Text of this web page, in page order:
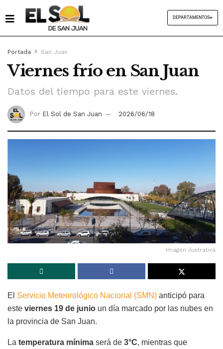
DEPARTAMENTOS
Portada San Juan
Viernes frío en San Juan
Datos del tiempo para este viernes.
Por El Sol de San Juan 2026/06/18
Imagen ilustrativa
El Servicio Meteorológico Nacional (SMN) anticipó para
este viernes 19 de junio un día marcado por las nubes en
la provincia de San Juan.
La temperatura mínima será de 3°C, mientras que